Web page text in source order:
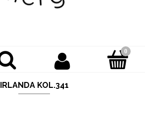
IRLANDA KOL.341